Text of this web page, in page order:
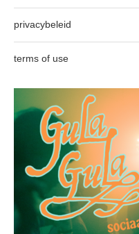
privacybeleid
terms of use